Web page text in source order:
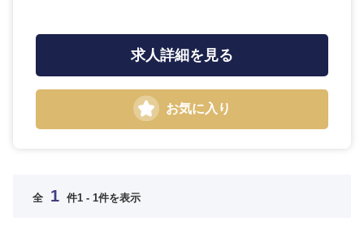
（モノづ
不動産専
エンターテイメント
静岡県
三重県
求人詳細を見る
お気に入り
全 1 件1 - 1件を表示